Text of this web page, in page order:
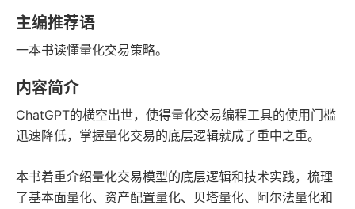
125千字
字数
主编推荐语
一本书读懂量化交易策略。
内容简介
ChatGPT的横空出世，使得量化交易编程工具的使用门槛
迅速降低，掌握量化交易的底层逻辑就成了重中之重。
本书着重介绍量化交易模型的底层逻辑和技术实践，梳理
了基本面量化、资产配置量化、贝塔量化、阿尔法量化和